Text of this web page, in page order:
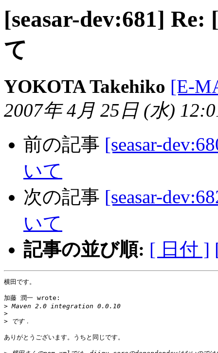
[seasar-dev:681]
て
YOKOTA Takehiko [E-
2007年 4月 25日 (水)
前の記事 [seasar-
いて
次の記事 [seasar-
いて
記事の並び順: [ 日付 ]
横田です。
加藤 潤一 wrote:
>
>
>
ありがとうございます。うちと同じです。